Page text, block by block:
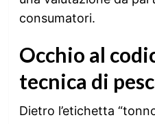
consumatori.
Occhio al
tecnica di
Dietro l’etichetta